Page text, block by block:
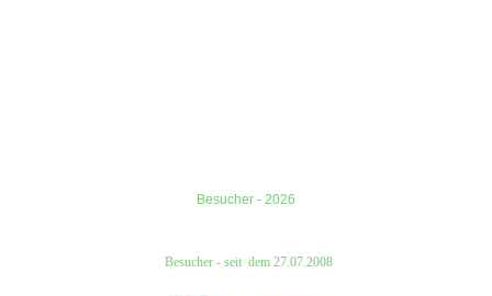
Besucher - 2026
Besucher - seit dem27.07.2008